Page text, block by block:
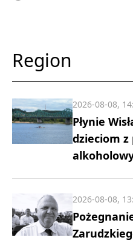
Region
Płynie
dzieciom z
2026-08-08,
2026-08-08,